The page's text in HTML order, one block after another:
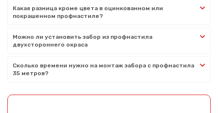
Какая разница кроме цвета в оцинкованном или
покрашенном профнастиле?
Можно ли установить забор из профнастила
двухстороннего окраса
Сколько времени нужно на монтаж забора с профнастила
35 метров?